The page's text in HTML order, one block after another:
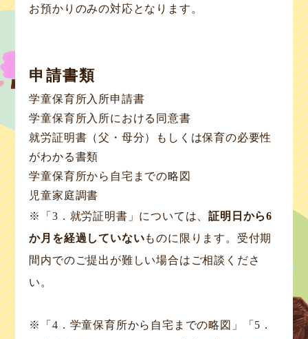
お預かりのみの対応となります。
申請書類
学童保育所入所申請書
学童保育所入所における同意書
就労証明書（父・母分）もしくは保育の必要性
がわかる書類
学童保育所から自宅までの略図
児童家庭調書
※「3．就労証明書」については、証明日から6
か月を経過していないものに限ります。受付期
間内でのご提出が難しい場合はご相談くださ
い。
※「4．学童保育所から自宅までの略図」「5．